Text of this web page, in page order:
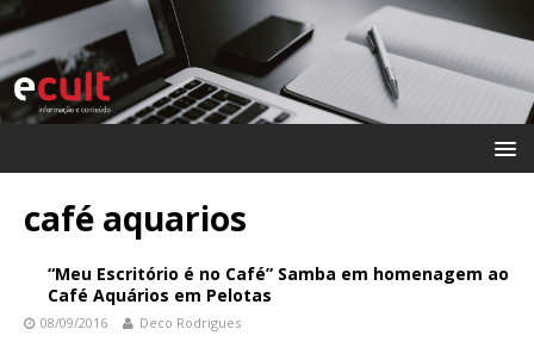
café aquarios
“Meu Escritório é no Café” Samba em homenagem ao
Café Aquários em Pelotas
08/09/2016 Deco Rodrigues